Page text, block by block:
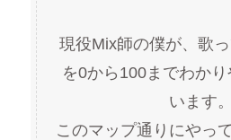
現役Mix師の僕が、歌
を0から100までわか
います。
このマップ通りにやっ